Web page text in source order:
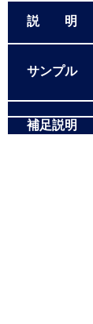
説 明
サンプル
補足説明